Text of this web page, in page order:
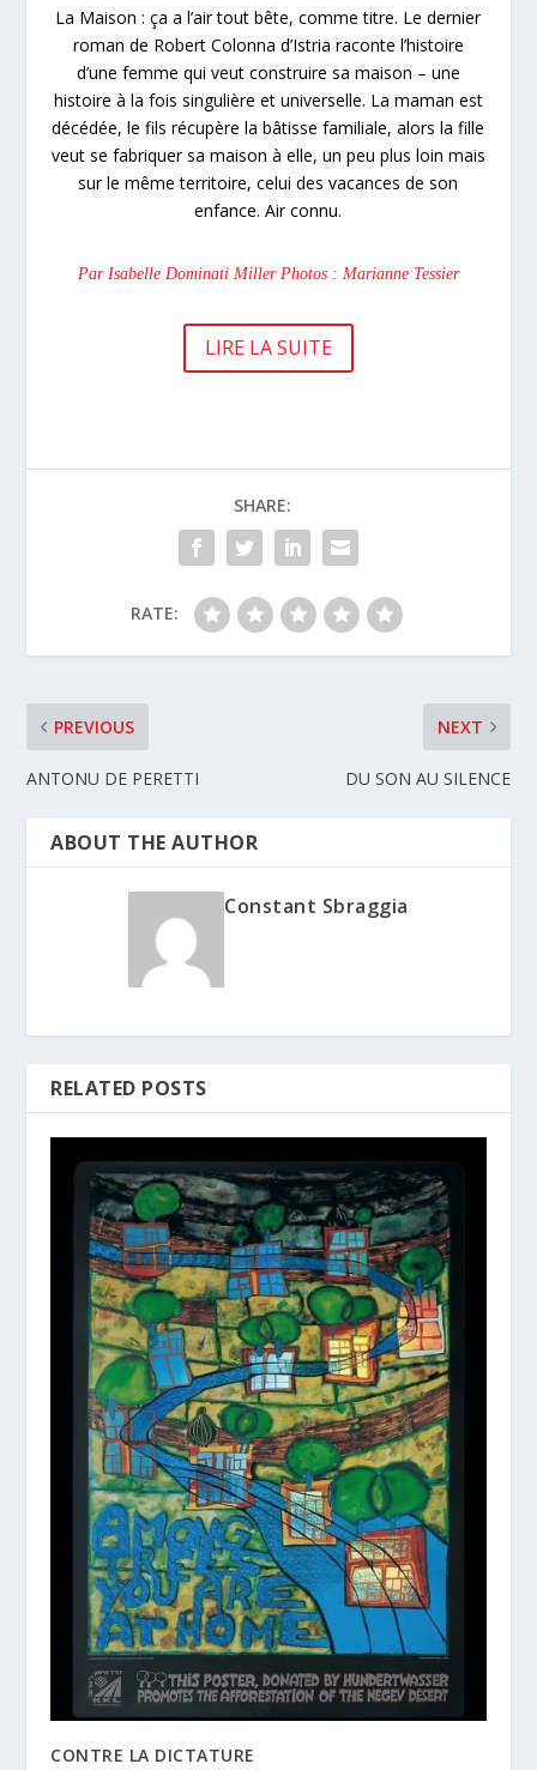
La Maison : ça a l’air tout bête, comme titre. Le dernier
roman de Robert Colonna d’Istria raconte l’histoire
d’une femme qui veut construire sa maison – une
histoire à la fois singulière et universelle. La maman est
décédée, le fils récupère la bâtisse familiale, alors la fille
veut se fabriquer sa maison à elle, un peu plus loin mais
sur le même territoire, celui des vacances de son
enfance. Air connu.
Par Isabelle Dominati Miller Photos : Marianne Tessier
LIRE LA SUITE
SHARE:
RATE:
PREVIOUS
ANTONU DE PERETTI
NEXT
DU SON AU SILENCE
ABOUT THE AUTHOR
Constant Sbraggia
RELATED POSTS
CONTRE LA DICTATURE